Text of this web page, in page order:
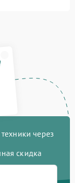
через
скидка